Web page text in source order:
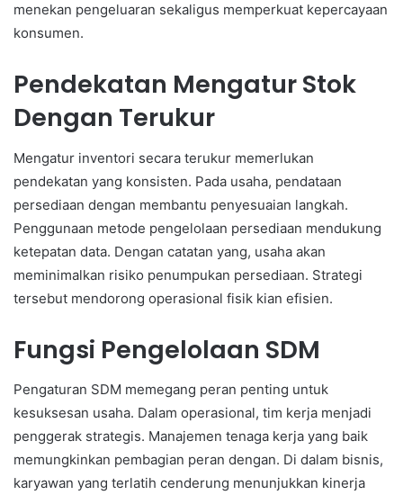
menekan pengeluaran sekaligus memperkuat kepercayaan
konsumen.
Pendekatan Mengatur Stok
Dengan Terukur
Mengatur inventori secara terukur memerlukan
pendekatan yang konsisten. Pada usaha, pendataan
persediaan dengan membantu penyesuaian langkah.
Penggunaan metode pengelolaan persediaan mendukung
ketepatan data. Dengan catatan yang, usaha akan
meminimalkan risiko penumpukan persediaan. Strategi
tersebut mendorong operasional fisik kian efisien.
Fungsi Pengelolaan SDM
Pengaturan SDM memegang peran penting untuk
kesuksesan usaha. Dalam operasional, tim kerja menjadi
penggerak strategis. Manajemen tenaga kerja yang baik
memungkinkan pembagian peran dengan. Di dalam bisnis,
karyawan yang terlatih cenderung menunjukkan kinerja